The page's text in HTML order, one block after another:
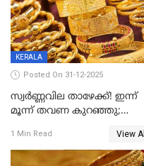
KERALA
Posted On 31-12-2025
സ്വർണ്ണവില താഴേക്ക്! ഇന്ന്
മൂന്ന് തവണ കുറഞ്ഞു;
1 Min Read View All